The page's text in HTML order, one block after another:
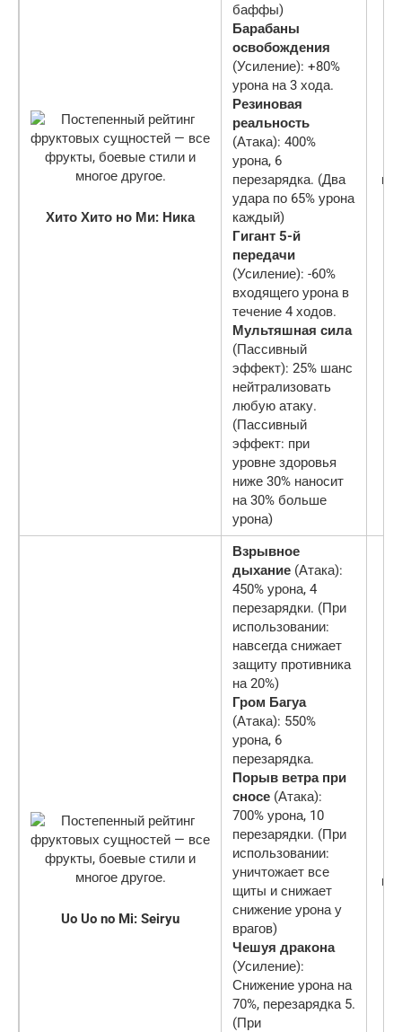
Хито Хито но Ми: Ника
баффы)
Барабаны
освобождения
(Усиление): +80%
урона на 3 хода.
Резиновая
реальность
(Атака): 400%
урона, 6
перезарядка. (Два
удара по 65% урона
каждый)
Гигант 5-й
передачи
(Усиление): -60%
входящего урона в
течение 4 ходов.
Мультяшная сила
(Пассивный
эффект): 25% шанс
нейтрализовать
любую атаку.
(Пассивный
эффект: при
уровне здоровья
ниже 30% наносит
на 30% больше
урона)
Uo Uo no Mi: Seiryu
Взрывное
дыхание (Атака):
450% урона, 4
перезарядки. (При
использовании:
навсегда снижает
защиту противника
на 20%)
Гром Багуа
(Атака): 550%
урона, 6
перезарядка.
Порыв ветра при
сносе (Атака):
700% урона, 10
перезарядки. (При
использовании:
уничтожает все
щиты и снижает
снижение урона у
врагов)
Чешуя дракона
(Усиление):
Снижение урона на
70%, перезарядка 5.
(При